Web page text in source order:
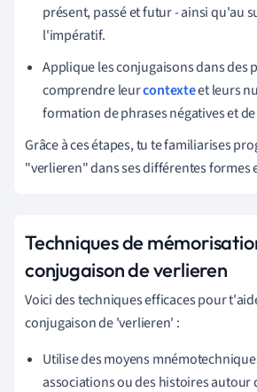
présent, passé et futur - ainsi qu'au
l'impératif.
Applique les conjugaisons dans des
comprendre leurcontexteet leurs
formation de phrases négatives et
Grâce à ces étapes, tu te familiarises
"verlieren" dans ses différentes formes
Techniques de
conjugaison de verlieren
Voici des techniques efficaces pour
conjugaison de 'verlieren' :
Utilise des moyens
associations ou des histoires autour